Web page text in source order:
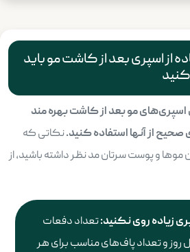
از اسپری بعد از کاشت مو باید
اسپری‌های مو بعد از کاشت بهره مند
از آنها استفاده کنید.نکاتی که
و پوست سرتان مد نظر داشته باشید، از
زیاده روی نکنید:تعداد دفعات
و تعداد پاف‌های مناسب برای هر